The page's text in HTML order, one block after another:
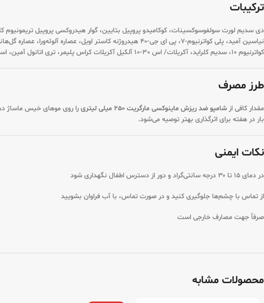
ترکیبات
نیاسین آمید، پلی کواترنیوم-7، پی ای جی-40 هیدروژنه
کواترنیوم 10، سدیم کلراید، آکریلات/ اس 30-10 آلکیل آکریلات کراس پلیمر، تری اتانول آمین، اسید سیتریک، تترا سدیم ا.د.ت.آ، متیل ایزوتیازولینون، متیل کلرو ایزوتیازولینون، اسانس، آب دیونیزه.
طرز مصرف
مقدار کافی از شامپو ضد ریزش ماینوکسی مارگریت 250 میلی لیتری
بار در هفته برای اثرگذاری بهتر توصیه می‌شود.
نکات ایمنی
در دمای ۱۵ تا ۳۰ درجه سانتی‌گراد و دور از دسترس اطفال نگهداری شود
از تماس با چشم‌ها جلوگیری کنید و در صورت تماس، با آب فراوان بشویید
صرفاً جهت مصارف خارجی است
محصولات مشابه